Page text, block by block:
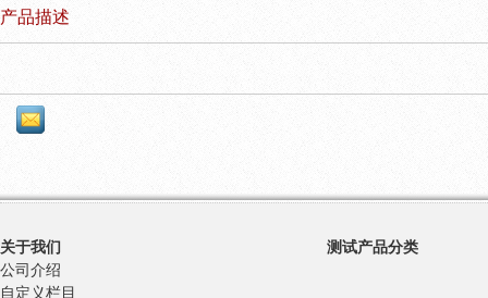
产品描述
关于我们
公司介绍
自定义栏目
测试产品分类